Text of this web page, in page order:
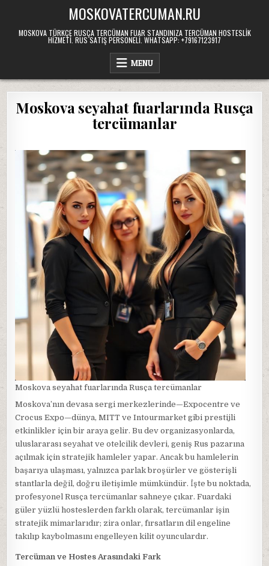
content
MOSKOVATERCUMAN.RU
MOSKOVA TÜRKÇE RUSÇA TERCÜMAN FUAR STANDINIZA TERCÜMAN HOSTESLIK
HIZMETI. RUS SATIŞ PERSONELI. WHATSAPP: +79167123917
MENU
Moskova seyahat fuarlarında Rusça
tercümanlar
Moskova seyahat fuarlarında Rusça tercümanlar
Moskova’nın devasa sergi merkezlerinde—Expocentre ve
Crocus Expo—dünya, MITT ve Intourmarket gibi prestijli
etkinlikler için bir araya gelir. Bu dev organizasyonlarda,
uluslararası seyahat ve otelcilik devleri, geniş Rus pazarına
açılmak için stratejik hamleler yapar. Ancak bu hamlelerin
başarıya ulaşması, yalnızca parlak broşürler ve gösterişli
stantlarla değil, doğru iletişimle mümkündür. İşte bu noktada,
profesyonel Rusça tercümanlar sahneye çıkar. Fuardaki
güler yüzlü hosteslerden farklı olarak, tercümanlar işin
stratejik mimarlarıdır; zira onlar, fırsatların dil engeline
takılıp kaybolmasını engelleyen kilit oyunculardır.
Tercüman ve Hostes Arasındaki Fark